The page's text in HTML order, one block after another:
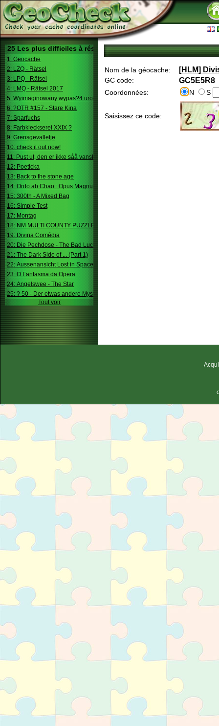
25 Les plus difficiles à résoudre
1: Geocache
2: LZQ - Rätsel
3: LPQ - Rätsel
4: LMQ - Rätsel 2017
5: Wyimaginowany wypas?4 urodziny
6: ?OTR #157 - Stare Kina
7: Sparfuchs
8: Farbkleckserei XXIX ?
9: Grensgevalletje
10: check it out now!
11: Pust ut, den er ikke såå vanskelig.
12: Poeticka
13: Back to the stone age
14: Ordo ab Chao : Opus Magnum
15: 300th - A Mixed Bag
16: Simple Test
17: Montag
18: NM MULTI COUNTY PUZZLE
19: Divina Comédia
20: Die Pechdose - The Bad Luck Box
21: The Dark Side of ... (Part 1)
22: Aussenansicht Lost in Space
23: O Fantasma da Opera
24: Angelswee - The Star
25: ? 50 - Der etwas andere Mystery
Tout voir
Nom de la géocache: [HLM]
GC code: GC5E5R8
Coordonnées: N S
Saisissez ce code: